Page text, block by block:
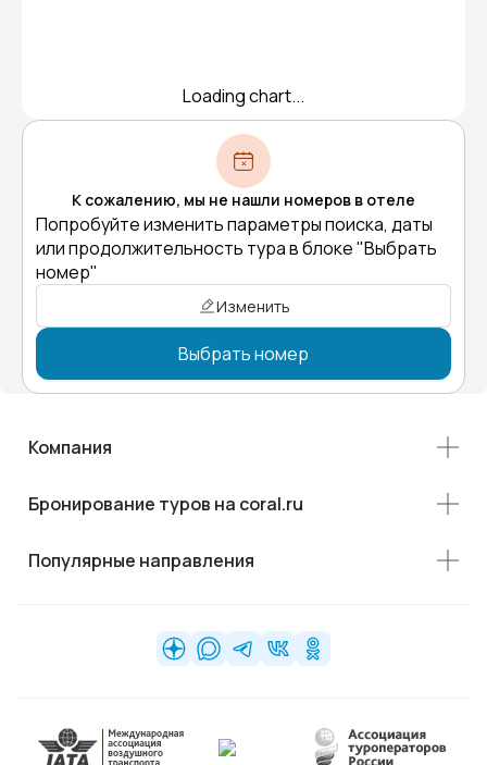
Loading chart...
К сожалению, мы не нашли номеров в отеле
Попробуйте изменить параметры поиска, даты
или продолжительность тура в блоке "Выбрать
номер"
Изменить
Выбрать номер
Компания
Бронирование туров на coral.ru
Популярные направления